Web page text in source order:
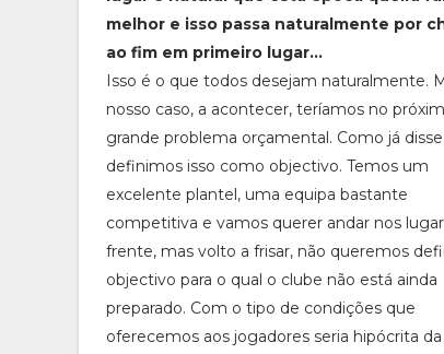
melhor e isso passa naturalmente por
ao fim em primeiro lugar...
Isso é o que todos desejam naturalmente.
nosso caso, a acontecer, teríamos no
grande problema orçamental. Como já
definimos isso como objectivo. Temos um
excelente plantel, uma equipa bastante
competitiva e vamos querer andar nos
frente, mas volto a frisar, não queremos
objectivo para o qual o clube não está ainda
preparado. Com o tipo de condições que
oferecemos aos jogadores seria hipócrita da